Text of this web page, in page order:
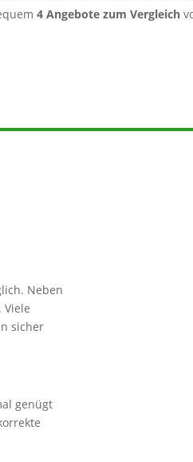
4 Angebote zum Vergleich
Neben
sicher
genügt